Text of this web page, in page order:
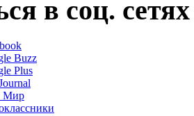
в соц. сетях